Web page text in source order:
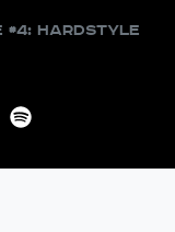
Hardstyle